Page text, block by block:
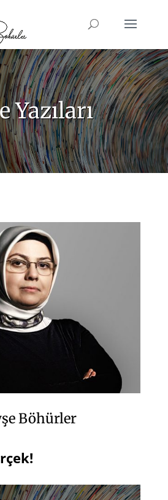
Yazıları
Böhürler